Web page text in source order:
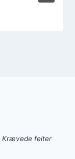
Krævede felter